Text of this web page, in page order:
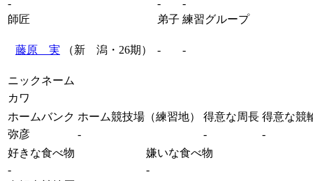
-
-
-
師匠
弟子 練習グループ
藤原 実 （新 潟・26期） - -
ニックネーム
カワ
ホームバンク ホーム競技場（練習地） 得意な周長 得意な競
弥彦
- -
-
好きな食べ物
嫌いな食べ物
-
-